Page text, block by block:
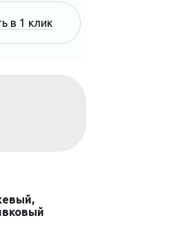
в 1 клик